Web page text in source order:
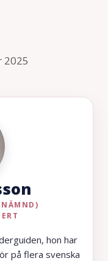
2025
hon har
på flera svenska